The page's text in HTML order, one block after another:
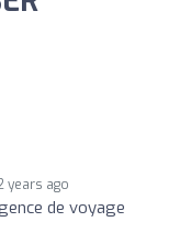
years ago
de voyage